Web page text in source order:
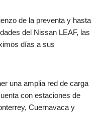
de la preventa y hasta
del Nissan LEAF, las
días a sus
una amplia red de carga
con estaciones de
Cuernavaca y